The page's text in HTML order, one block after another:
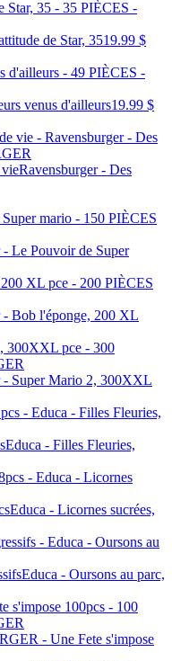
de Star, 3519.99 $
venus d'ailleurs19.99 $
vieRavensburger - Des
- Le Pouvoir de Super
- Bob l'éponge, 200 XL
- Super Mario 2, 300XXL
Educa - Filles Fleuries,
Educa - Licornes sucrées,
Educa - Oursons au parc,
- Une Fete s'impose